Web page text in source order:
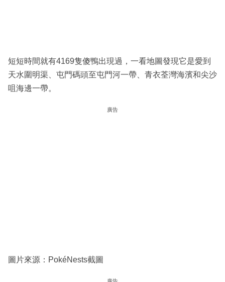
短短時間就有4169隻傻鴨出現過，一看地圖發現它是愛到
天水圍明渠、屯門碼頭至屯門河一帶、青衣荃灣海濱和尖沙
咀海邊一帶。
廣告
圖片來源：PokéNests截圖